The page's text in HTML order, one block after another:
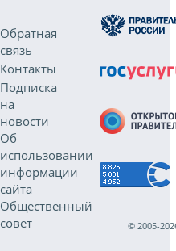
Обратная
связь
Контакты
Подписка
на
новости
Об
использовании
информации
сайта
Общественный
совет
© 2005-